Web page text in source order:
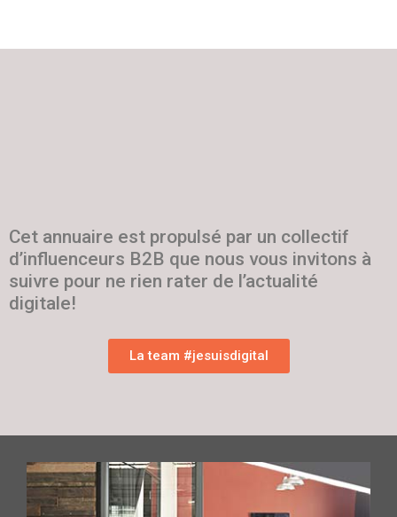
Cet annuaire est propulsé par un collectif
d’influenceurs B2B que nous vous invitons à
suivre pour ne rien rater de l’actualité
digitale!
La team #jesuisdigital